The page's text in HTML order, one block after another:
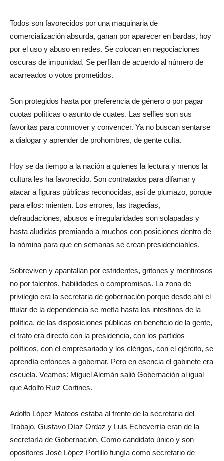
Todos son favorecidos por una maquinaria de
comercialización absurda, ganan por aparecer en bardas, hoy
por el uso y abuso en redes. Se colocan en negociaciones
oscuras de impunidad. Se perfilan de acuerdo al número de
acarreados o votos prometidos.
Son protegidos hasta por preferencia de género o por pagar
cuotas políticas o asunto de cuates. Las selfies son sus
favoritas para conmover y convencer. Ya no buscan sentarse
a dialogar y aprender de prohombres, de gente culta.
Hoy se da tiempo a la nación a quienes la lectura y menos la
cultura les ha favorecido. Son contratados para difamar y
atacar a figuras públicas reconocidas, así de plumazo, porque
para ellos: mienten. Los errores, las tragedias,
defraudaciones, abusos e irregularidades son solapadas y
hasta aludidas premiando a muchos con posiciones dentro de
la nómina para que en semanas se crean presidenciables.
Sobreviven y apantallan por estridentes, gritones y mentirosos
no por talentos, habilidades o compromisos. La zona de
privilegio era la secretaria de gobernación porque desde ahí el
titular de la dependencia se metía hasta los intestinos de la
política, de las disposiciones públicas en beneficio de la gente,
el trato era directo con la presidencia, con los partidos
políticos, con el empresariado y los clérigos, con el ejército, se
aprendía entonces a gobernar. Pero en esencia el gabinete era
escuela. Veamos: Miguel Alemán salió Gobernación al igual
que Adolfo Ruiz Cortines.
Adolfo López Mateos estaba al frente de la secretaria del
Trabajo, Gustavo Díaz Ordaz y Luis Echeverría eran de la
secretaría de Gobernación. Como candidato único y son
opositores José López Portillo fungía como secretario de